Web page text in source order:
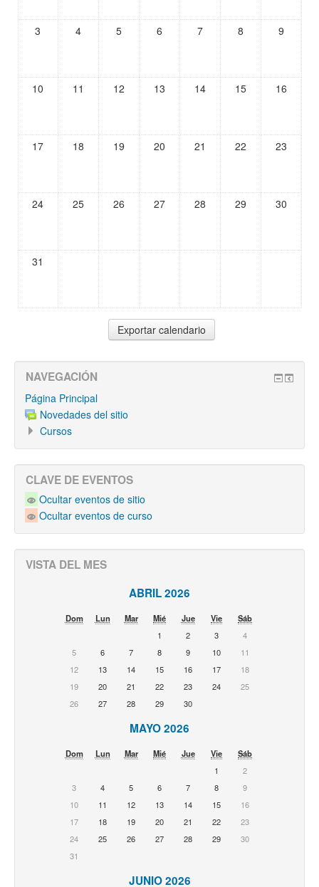
3 4 5 6 7 8 9
10 11 12 13 14 15 16
17 18 19 20 21 22 23
24 25 26 27 28 29 30
31
NAVEGACIÓN
Página Principal
Novedades del sitio
Cursos
CLAVE DE EVENTOS
Ocultar eventos de sitio
Ocultar eventos de curso
VISTA DEL MES
ABRIL 2026
Dom Lun Mar Mié Jue Vie
Sáb
1
2 3
4
5
6 7 8 9 10
11
12
13 14 15 16 17
18
19
20 21 22 23 24
25
26
27 28 29 30
MAYO 2026
Dom Lun Mar Mié Jue Vie
Sáb
1
2
3
4 5 6 7 8
9
10
11 12 13 14 15
16
17
18 19 20 21 22
23
24
25 26 27 28 29
30
31
JUNIO 2026